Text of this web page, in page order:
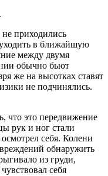
приходились
в ближайшую
между двумя
обычно бьют
же на высотках ставят
не подчинялись.
что это передвижение
рук и ног стали
себя. Колени
обнаружить
из груди,
себя